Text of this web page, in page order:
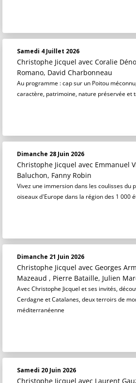
Samedi 4 Juillet 2026
Christophe Jicquel avec Coralie
Romano, David Charbonneau
Au programme : cap sur un Poitou
caractère, patrimoine, nature préservée et
Dimanche 28 Juin 2026
Christophe Jicquel avec Emmanuel
Baluchon, Fanny Robin
Vivez une immersion dans les coulisses du
oiseaux d'Europe dans la région des 1 000
Dimanche 21 Juin 2026
Christophe Jicquel avec Georges
Mazeaud , Pierre Bataille, Julien
Avec Christophe Jicquel et ses invités,
Cerdagne et Catalanes, deux terroirs de
méditerranéenne
Samedi 20 Juin 2026
Christophe Jicquel avec Laurent